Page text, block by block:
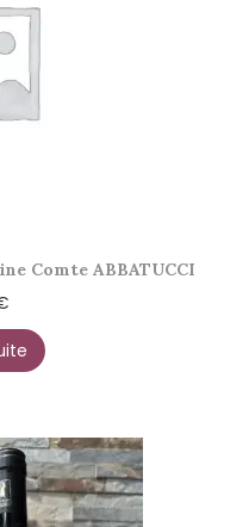
Comte ABBATUCCI